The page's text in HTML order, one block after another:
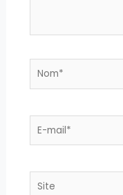
Nom*
E-
Site